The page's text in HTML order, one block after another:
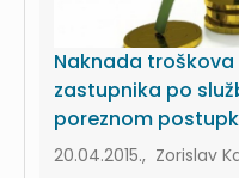
Naknada
zastupnika po
poreznom
20.04.2015., Zorislav